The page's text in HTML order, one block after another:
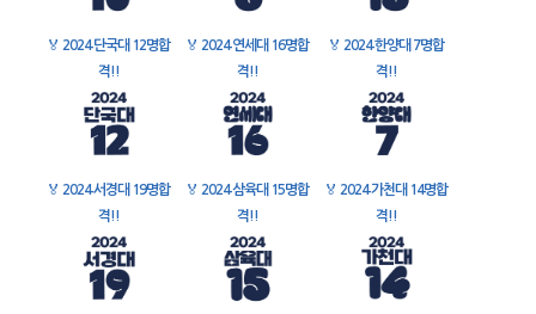
🏅 2024 단국대 12명합
격!!
🏅 2024 연세대 16명합
격!!
🏅 2024 한양대 7명합
격!!
🏅 2024 서경대 19명합
격!!
🏅 2024 삼육대 15명합
격!!
🏅 2024 가천대 14명합
격!!